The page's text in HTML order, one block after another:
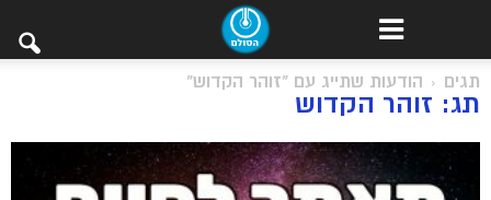
תגים הודעות שתייג עם "זוהר הקדוש"
תג: זוהר הקדוש